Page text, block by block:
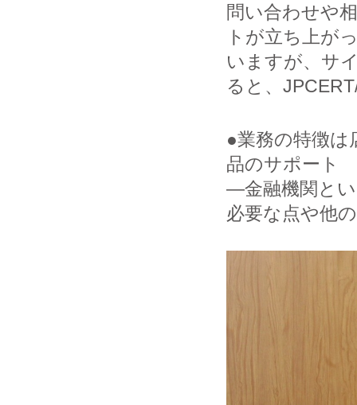
問い合わせや
トが立ち上が
いますが、サ
ると、
●業務の特徴は
品のサポート
―金融機関と
必要な点や他